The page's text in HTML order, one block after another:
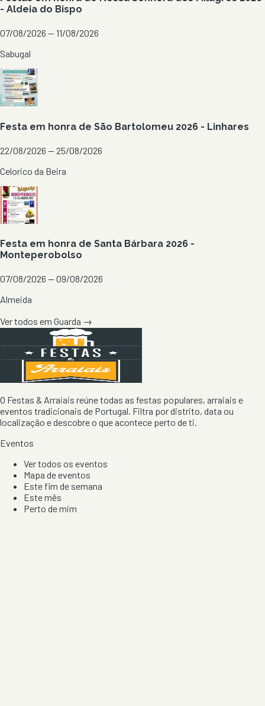
- Aldeia do Bispo
07/08/2026 — 11/08/2026
Sabugal
Festa em honra de São Bartolomeu 2026 - Linhares
22/08/2026 — 25/08/2026
Celorico da Beira
Festa em honra de Santa Bárbara 2026 -
Monteperobolso
07/08/2026 — 09/08/2026
Almeida
Ver todos em Guarda →
O Festas & Arraiais reúne todas as festas populares, arraiais e
eventos tradicionais de Portugal. Filtra por distrito, data ou
localização e descobre o que acontece perto de ti.
Eventos
Ver todos os eventos
Mapa de eventos
Este fim de semana
Este mês
Perto de mim